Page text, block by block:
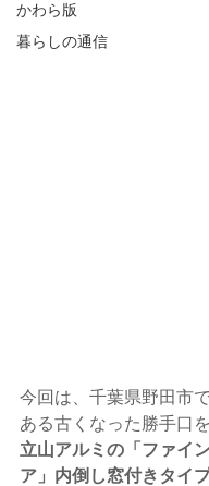
かわら版
暮らしの通信
今回は、千葉県野田市
ある古くなった勝手口を
立山アルミの「ファイ
ア」内倒し窓付きタイ